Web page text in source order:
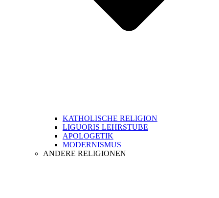
KATHOLISCHE RELIGION
LIGUORIS LEHRSTUBE
APOLOGETIK
MODERNISMUS
ANDERE RELIGIONEN